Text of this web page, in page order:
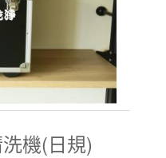
機(日規)